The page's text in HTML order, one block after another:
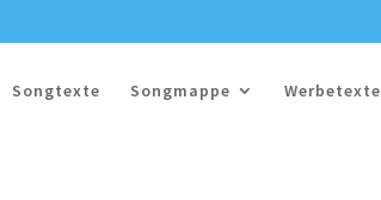
Songtexte Songmappe Werbetexte